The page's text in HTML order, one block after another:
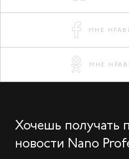
МНЕ
МНЕ
Хочешь получать
новости Nano